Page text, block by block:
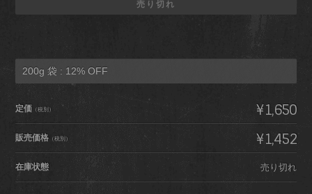
売り切れ
200g 袋 : 12% OFF
定価 （税別） ¥1,650
販売価格 （税別） ¥1,452
在庫状態 売り切れ